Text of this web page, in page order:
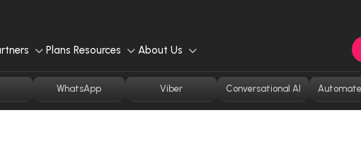
Plans Resources About Us
WhatsApp Viber Conversational AI